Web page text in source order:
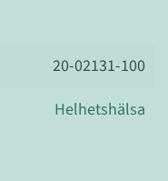
20-02131-100
Helhetshälsa